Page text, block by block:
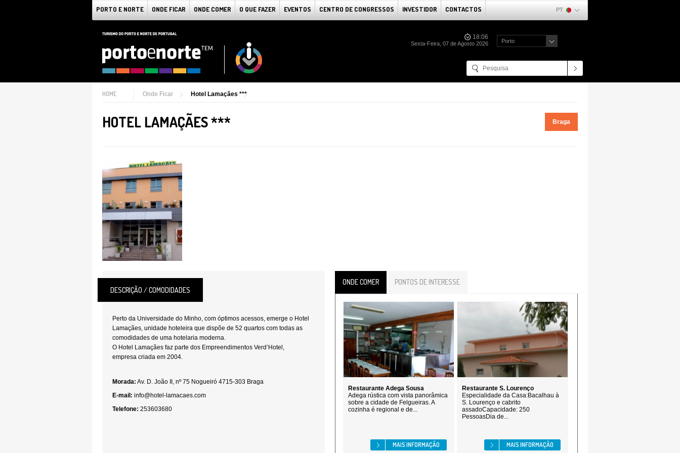
PORTO E NORTE ONDE FICAR ONDE COMER O QUE FAZER EVENTOS CENTRO DE CONGRESSOS INVESTIDOR CONTACTOS PT
18:06
Sexta-Feira, 07 de Agosto 2026 Porto
HOME Onde Ficar Hotel Lamaçães ***
HOTEL LAMAÇÃES *** Braga
DESCRIÇÃO / COMODIDADES
Perto da Universidade do Minho, com óptimos acessos, emerge o Hotel
Lamaçães, unidade hoteleira que dispõe de 52 quartos com todas as
comodidades de uma hotelaria moderna.
O Hotel Lamaçães faz parte dos Empreendimentos Verd’Hotel,
empresa criada em 2004.
Morada: Av. D. João II, nº 75 Nogueiró 4715-303 Braga
E-mail: info@hotel-lamacaes.com
Telefone: 253603680
ONDE COMER PONTOS DE INTERESSE
Restaurante Adega Sousa
Adega rústica com vista panorâmica
sobre a cidade de Felgueiras. A
cozinha é regional e de...
MAIS INFORMAÇÃO
Restaurante S. Lourenço
Especialidade da Casa:Bacalhau à
S. Lourenço e cabrito
assadoCapacidade: 250
PessoasDia de...
MAIS INFORMAÇÃO